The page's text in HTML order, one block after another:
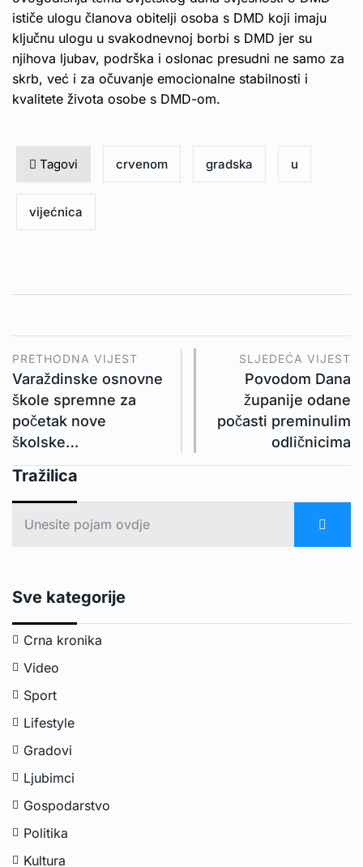
ističe ulogu članova obitelji osoba s DMD koji imaju
ključnu ulogu u svakodnevnoj borbi s DMD jer su
njihova ljubav, podrška i oslonac presudni ne samo za
skrb, već i za očuvanje emocionalne stabilnosti i
kvalitete života osobe s DMD-om.
Tagovi crvenom gradska u
vijećnica
PRETHODNA VIJEST
Varaždinske osnovne
škole spremne za
početak nove
školske…
SLJEDEĆA VIJEST
Povodom Dana
županije odane
počasti preminulim
odličnicima
Tražilica
Sve kategorije
Crna kronika
Video
Sport
Lifestyle
Gradovi
Ljubimci
Gospodarstvo
Politika
Kultura